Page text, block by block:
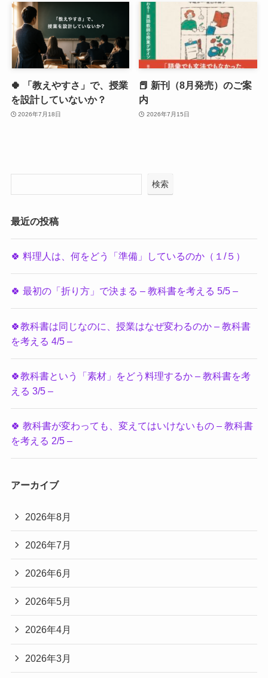
🍀 「教えやすさ」で、授業
を設計していないか？
2026年7月18日
📕 新刊（8月発売）のご案
内
2026年7月15日
検索
最近の投稿
🍀 料理人は、何をどう「準備」しているのか（１/５）
🍀 最初の「折り方」で決まる – 教科書を考える 5/5 –
🍀教科書は同じなのに、授業はなぜ変わるのか – 教科書
を考える 4/5 –
🍀教科書という「素材」をどう料理するか – 教科書を考
える 3/5 –
🍀 教科書が変わっても、変えてはいけないもの – 教科書
を考える 2/5 –
アーカイブ
2026年8月
2026年7月
2026年6月
2026年5月
2026年4月
2026年3月